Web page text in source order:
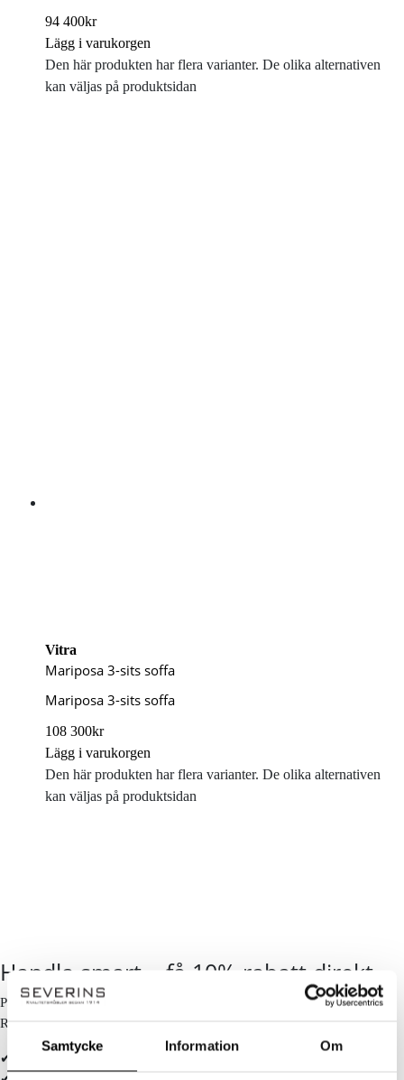
Samtycke Information Om
94 400kr
Lägg i varukorgen
Den här produkten har flera varianter. De olika alternativen
kan väljas på produktsidan
Vitra
Mariposa 3-sits soffa
Mariposa 3-sits soffa
108 300kr
Lägg i varukorgen
Den här produkten har flera varianter. De olika alternativen
kan väljas på produktsidan
Handla smart – få 10% rabatt direkt
På Severins får du alltid 10% rabatt på ordinarie priser som ny kund.
Rabatten dras automatiskt i kassan – inga koder behövs.
✔ Ingen rabattkod behövs